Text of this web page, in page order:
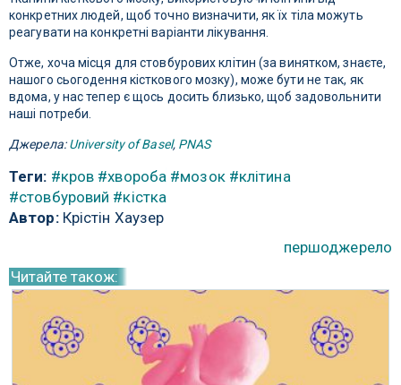
конкретних людей, щоб точно визначити, як їх тіла можуть
реагувати на конкретні варіанти лікування.
Отже, хоча місця для стовбурових клітин (за винятком, знаєте,
нашого сьогодення кісткового мозку), може бути не так, як
вдома, у нас тепер є щось досить близько, щоб задовольнити
наші потреби.
Джерела:University of Basel, PNAS
Теги: #кров #хвороба #мозок #клітина
#стовбуровий #кістка
Автор:Крістін Хаузер
першоджерело
Читайте також: